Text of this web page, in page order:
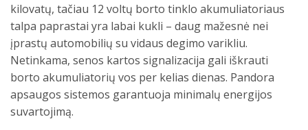
kilovatų, tačiau 12 voltų borto tinklo akumuliatoriaus
talpa paprastai yra labai kukli – daug mažesnė nei
įprastų automobilių su vidaus degimo varikliu.
Netinkama, senos kartos signalizacija gali iškrauti
borto akumuliatorių vos per kelias dienas. Pandora
apsaugos sistemos garantuoja minimalų energijos
suvartojimą.